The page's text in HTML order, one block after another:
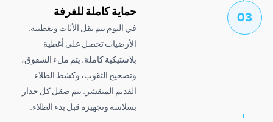
حماية كاملة للغرفة
في اليوم يتم نقل الأثاث وتغطيته.
الأرضيات تحصل على أغطية
بلاستيكية كاملة. يتم ملء الشقوق،
وتصحيح الثقوب، وكشط الطلاء
القديم المتقشر. يتم صقل كل جدار
بسلاسة وتجهيزه قبل بدء الطلاء.